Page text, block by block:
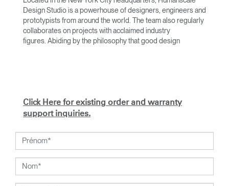
Design Studio is a powerhouse of designers, engineers and
prototypists from around the world. The team also regularly
collaborates on projects with acclaimed industry
figures. Abiding by the philosophy that good design
The design team’s award-winning innovations are backed by
their thorough research into workplace trends and by
ergonomics consultants.
Click Here for existing order and warranty
support inquiries.